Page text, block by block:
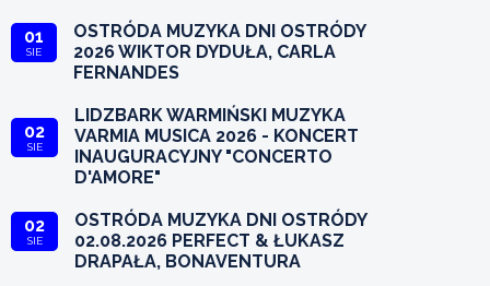
01
SIE
OSTRÓDA MUZYKA DNI OSTRÓDY
2026 WIKTOR DYDUŁA, CARLA
FERNANDES
02
SIE
LIDZBARK WARMIŃSKI MUZYKA
VARMIA MUSICA 2026 - KONCERT
INAUGURACYJNY "CONCERTO
D'AMORE"
02
SIE
OSTRÓDA MUZYKA DNI OSTRÓDY
02.08.2026 PERFECT & ŁUKASZ
DRAPAŁA, BONAVENTURA